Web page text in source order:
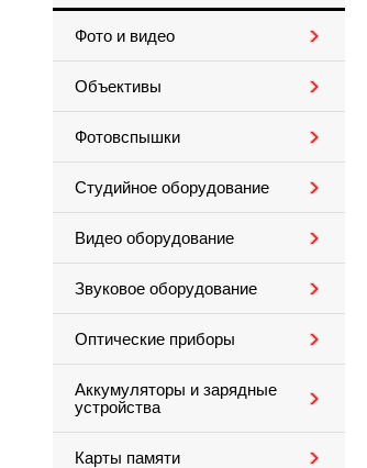
Фото и видео
Объективы
Фотовспышки
Студийное оборудование
Видео оборудование
Звуковое оборудование
Оптические приборы
Аккумуляторы и зарядные
устройства
Карты памяти